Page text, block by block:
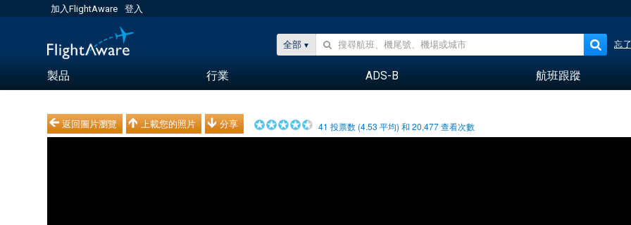
加入FlightAware 登入
全部 忘
製品 行業 ADS-B 航班跟蹤
返回圖片瀏覽 上載您的照片 分享 41 投票数 (4.53 平均) 和20,477查看次數